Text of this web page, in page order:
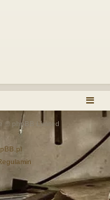
© phpBB Limited